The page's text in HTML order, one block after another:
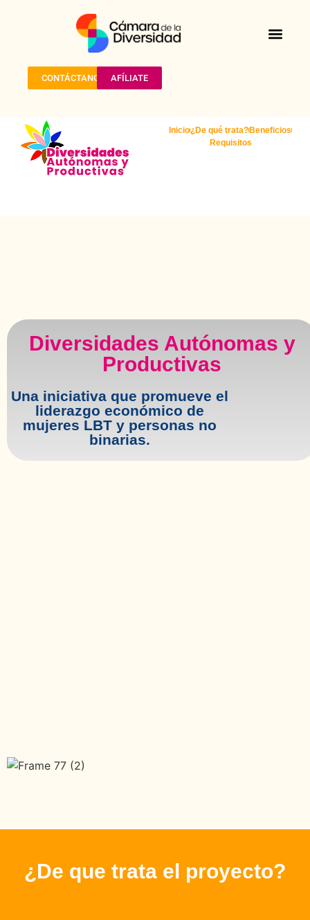
CONTÁCTANOS AFÍLIATE
Inicio¿De qué trata?Beneficios
Requisitos
Diversidades Autónomas y
Productivas
Una iniciativa que promueve el
liderazgo económico de
mujeres LBT y personas no
binarias.
¿De que trata el proyecto?